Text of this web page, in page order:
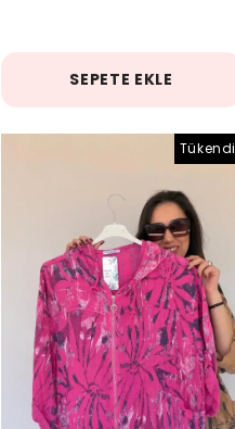
SEPETE EKLE
Tükendi